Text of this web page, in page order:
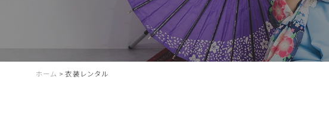
ホーム >衣装レンタル